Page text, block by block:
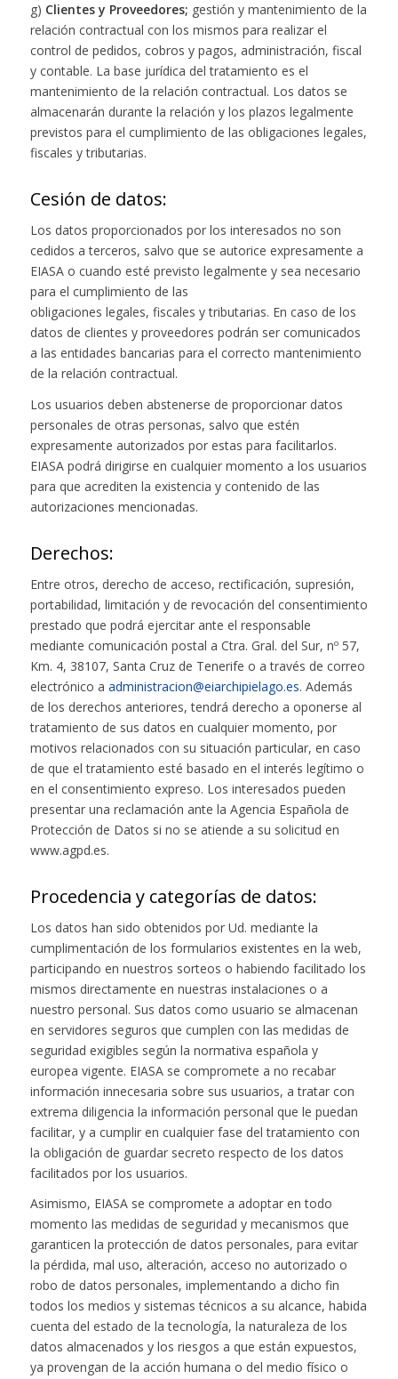
g) Clientes y Proveedores; gestión y mantenimiento de la
relación contractual con los mismos para realizar el
control de pedidos, cobros y pagos, administración, fiscal
y contable. La base jurídica del tratamiento es el
mantenimiento de la relación contractual. Los datos se
almacenarán durante la relación y los plazos legalmente
previstos para el cumplimiento de las obligaciones legales,
fiscales y tributarias.
Cesión de datos:
Los datos proporcionados por los interesados no son
cedidos a terceros, salvo que se autorice expresamente a
EIASA o cuando esté previsto legalmente y sea necesario
para el cumplimiento de las
obligaciones legales, fiscales y tributarias. En caso de los
datos de clientes y proveedores podrán ser comunicados
a las entidades bancarias para el correcto mantenimiento
de la relación contractual.
Los usuarios deben abstenerse de proporcionar datos
personales de otras personas, salvo que estén
expresamente autorizados por estas para facilitarlos.
EIASA podrá dirigirse en cualquier momento a los usuarios
para que acrediten la existencia y contenido de las
autorizaciones mencionadas.
Derechos:
Entre otros, derecho de acceso, rectificación, supresión,
portabilidad, limitación y de revocación del consentimiento
prestado que podrá ejercitar ante el responsable
mediante comunicación postal a Ctra. Gral. del Sur, nº 57,
Km. 4, 38107, Santa Cruz de Tenerife o a través de correo
electrónico a administracion@eiarchipielago.es. Además
de los derechos anteriores, tendrá derecho a oponerse al
tratamiento de sus datos en cualquier momento, por
motivos relacionados con su situación particular, en caso
de que el tratamiento esté basado en el interés legítimo o
en el consentimiento expreso. Los interesados pueden
presentar una reclamación ante la Agencia Española de
Protección de Datos si no se atiende a su solicitud en
www.agpd.es.
Procedencia y categorías de datos:
Los datos han sido obtenidos por Ud. mediante la
cumplimentación de los formularios existentes en la web,
participando en nuestros sorteos o habiendo facilitado los
mismos directamente en nuestras instalaciones o a
nuestro personal. Sus datos como usuario se almacenan
en servidores seguros que cumplen con las medidas de
seguridad exigibles según la normativa española y
europea vigente. EIASA se compromete a no recabar
información innecesaria sobre sus usuarios, a tratar con
extrema diligencia la información personal que le puedan
facilitar, y a cumplir en cualquier fase del tratamiento con
la obligación de guardar secreto respecto de los datos
facilitados por los usuarios.
Asimismo, EIASA se compromete a adoptar en todo
momento las medidas de seguridad y mecanismos que
garanticen la protección de datos personales, para evitar
la pérdida, mal uso, alteración, acceso no autorizado o
robo de datos personales, implementando a dicho fin
todos los medios y sistemas técnicos a su alcance, habida
cuenta del estado de la tecnología, la naturaleza de los
datos almacenados y los riesgos a que están expuestos,
ya provengan de la acción humana o del medio físico o